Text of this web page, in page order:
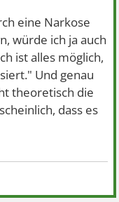
eine Narkose
würde ich ja auch
ist alles möglich,
Und genau
theoretisch die
dass es